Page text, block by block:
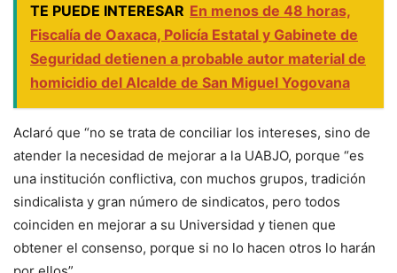
TE PUEDE INTERESAR En menos de 48 horas,
Fiscalía de Oaxaca, Policía Estatal y Gabinete de
Seguridad detienen a probable autor material de
homicidio del Alcalde de San Miguel Yogovana
Aclaró que “no se trata de conciliar los intereses, sino de
atender la necesidad de mejorar a la UABJO, porque “es
una institución conflictiva, con muchos grupos, tradición
sindicalista y gran número de sindicatos, pero todos
coinciden en mejorar a su Universidad y tienen que
obtener el consenso, porque si no lo hacen otros lo harán